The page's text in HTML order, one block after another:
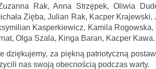
Rak, Anna Strzępek, Oliwia
Zięba, Julian Rak, Kacper Krajewski,
Kasperkiewicz, Kamila
Olga Szala, Kinga Baran, Kacper Kawa.
dziękujemy, za piękną patriotyczną
nas swoją obecnością podczas warty.